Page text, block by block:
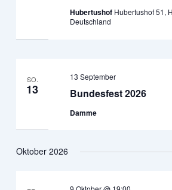
Hubertushof Hubertushof 51,
Deutschland
SO.
13 Bundesfest 2026
13 September
Damme
Oktober 2026